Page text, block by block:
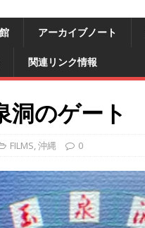
アーカイブノート
関連リンク情報
洞のゲート
FILMS,沖縄 0